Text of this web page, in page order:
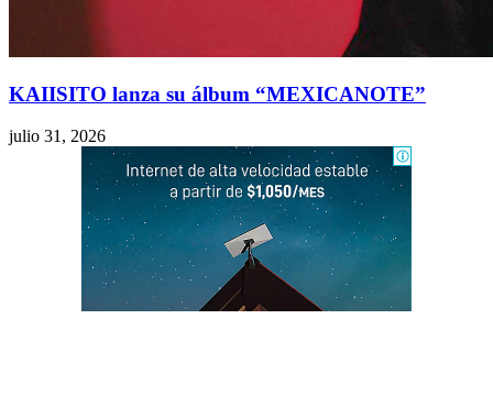
KAIISITO lanza su álbum “MEXICANOTE”
julio 31, 2026